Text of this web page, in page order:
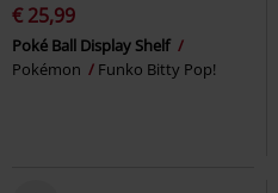
€ 25,99
Poké Ball Display Shelf
Pokémon
Funko Bitty Pop!